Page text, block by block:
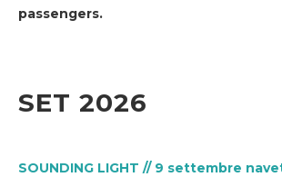
passengers.
SET 2026
SOUNDING LIGHT // 9 settembre